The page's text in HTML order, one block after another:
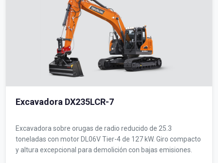
Excavadora DX235LCR-7
Excavadora sobre orugas de radio reducido de 25.3
toneladas con motor DL06V Tier-4 de 127 kW. Giro compacto
y altura excepcional para demolición con bajas emisiones.